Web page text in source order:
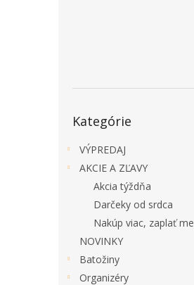
kategórie
Kategórie
VÝPREDAJ
AKCIE A ZĽAVY
Akcia týždňa
Darčeky od srdca
Nakúp viac, zaplať
NOVINKY
Batožiny
Organizéry